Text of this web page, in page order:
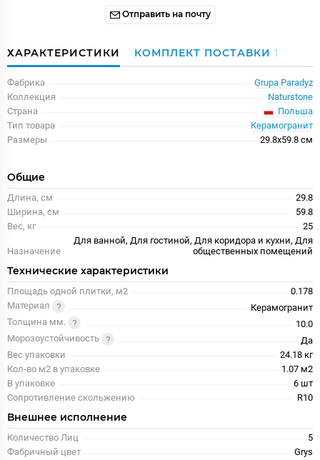
Отправить на почту
ХАРАКТЕРИСТИКИ КОМПЛЕКТ ПОСТАВКИ 1
Фабрика
Grupa Paradyz
Коллекция
Naturstone
Страна
Польша
Тип товара
Керамогранит
Размеры
29.8x59.8 см
Общие
Длина, см
29.8
Ширина, см
59.8
Вес, кг
25
Назначение
Для ванной, Для гостиной, Для коридора и кухни, Для
общественных помещений
Технические характеристики
Площадь одной плитки, м2
0.178
Материал
Керамогранит
Толщина мм.
10.0
Морозоустойчивость
Да
Вес упаковки
24.18 кг
Кол-во м2 в упаковке
1.07 м2
В упаковке
6 шт
Сопротивление скольжению
R10
Внешнее исполнение
Количество Лиц
5
Фабричный цвет
Grys